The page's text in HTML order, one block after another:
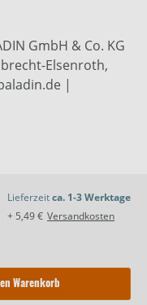
GmbH & Co. KG
Elsenroth,
|
Lieferzeitca. 1-3 Werktage
+ 5,49 € Versandkosten
Warenkorb